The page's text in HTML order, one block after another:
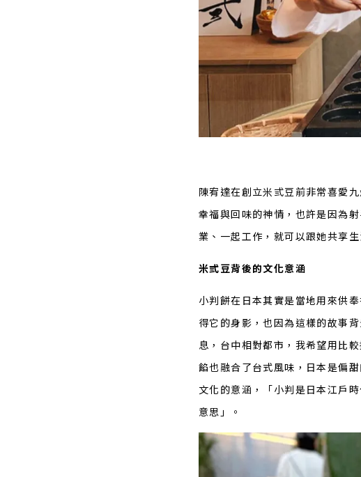
陳宥達在創立米弎豆前非常喜愛
幸福與回味的神情，也許是因為
業、一起工作，就可以跟她共享
米弎豆背後的文化意涵
小判餅在日本其實是當地用來供
得它的身影，也因為這樣的故事
息，台中相對都市，我希望用比
餡也融合了台式風味，日本是偏
文化的意涵，「小判是日本江戶
意思」。